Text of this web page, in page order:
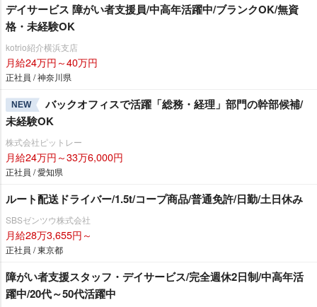
デイサービス 障がい者支援員/中高年活躍中/ブランクOK/無資
格・未経験OK
kotrio紹介横浜支店
月給24万円～40万円
正社員 / 神奈川県
NEW
バックオフィスで活躍「総務・経理」部門の幹部候補/
未経験OK
株式会社ピットレー
月給24万円～33万6,000円
正社員 / 愛知県
ルート配送ドライバー/1.5t/コープ商品/普通免許/日勤/土日休み
SBSゼンツウ株式会社
月給28万3,655円～
正社員 / 東京都
障がい者支援スタッフ・デイサービス/完全週休2日制/中高年活
躍中/20代～50代活躍中